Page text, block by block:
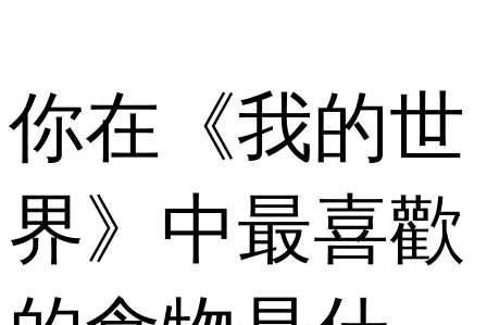
你在《我的世
界》中最喜歡